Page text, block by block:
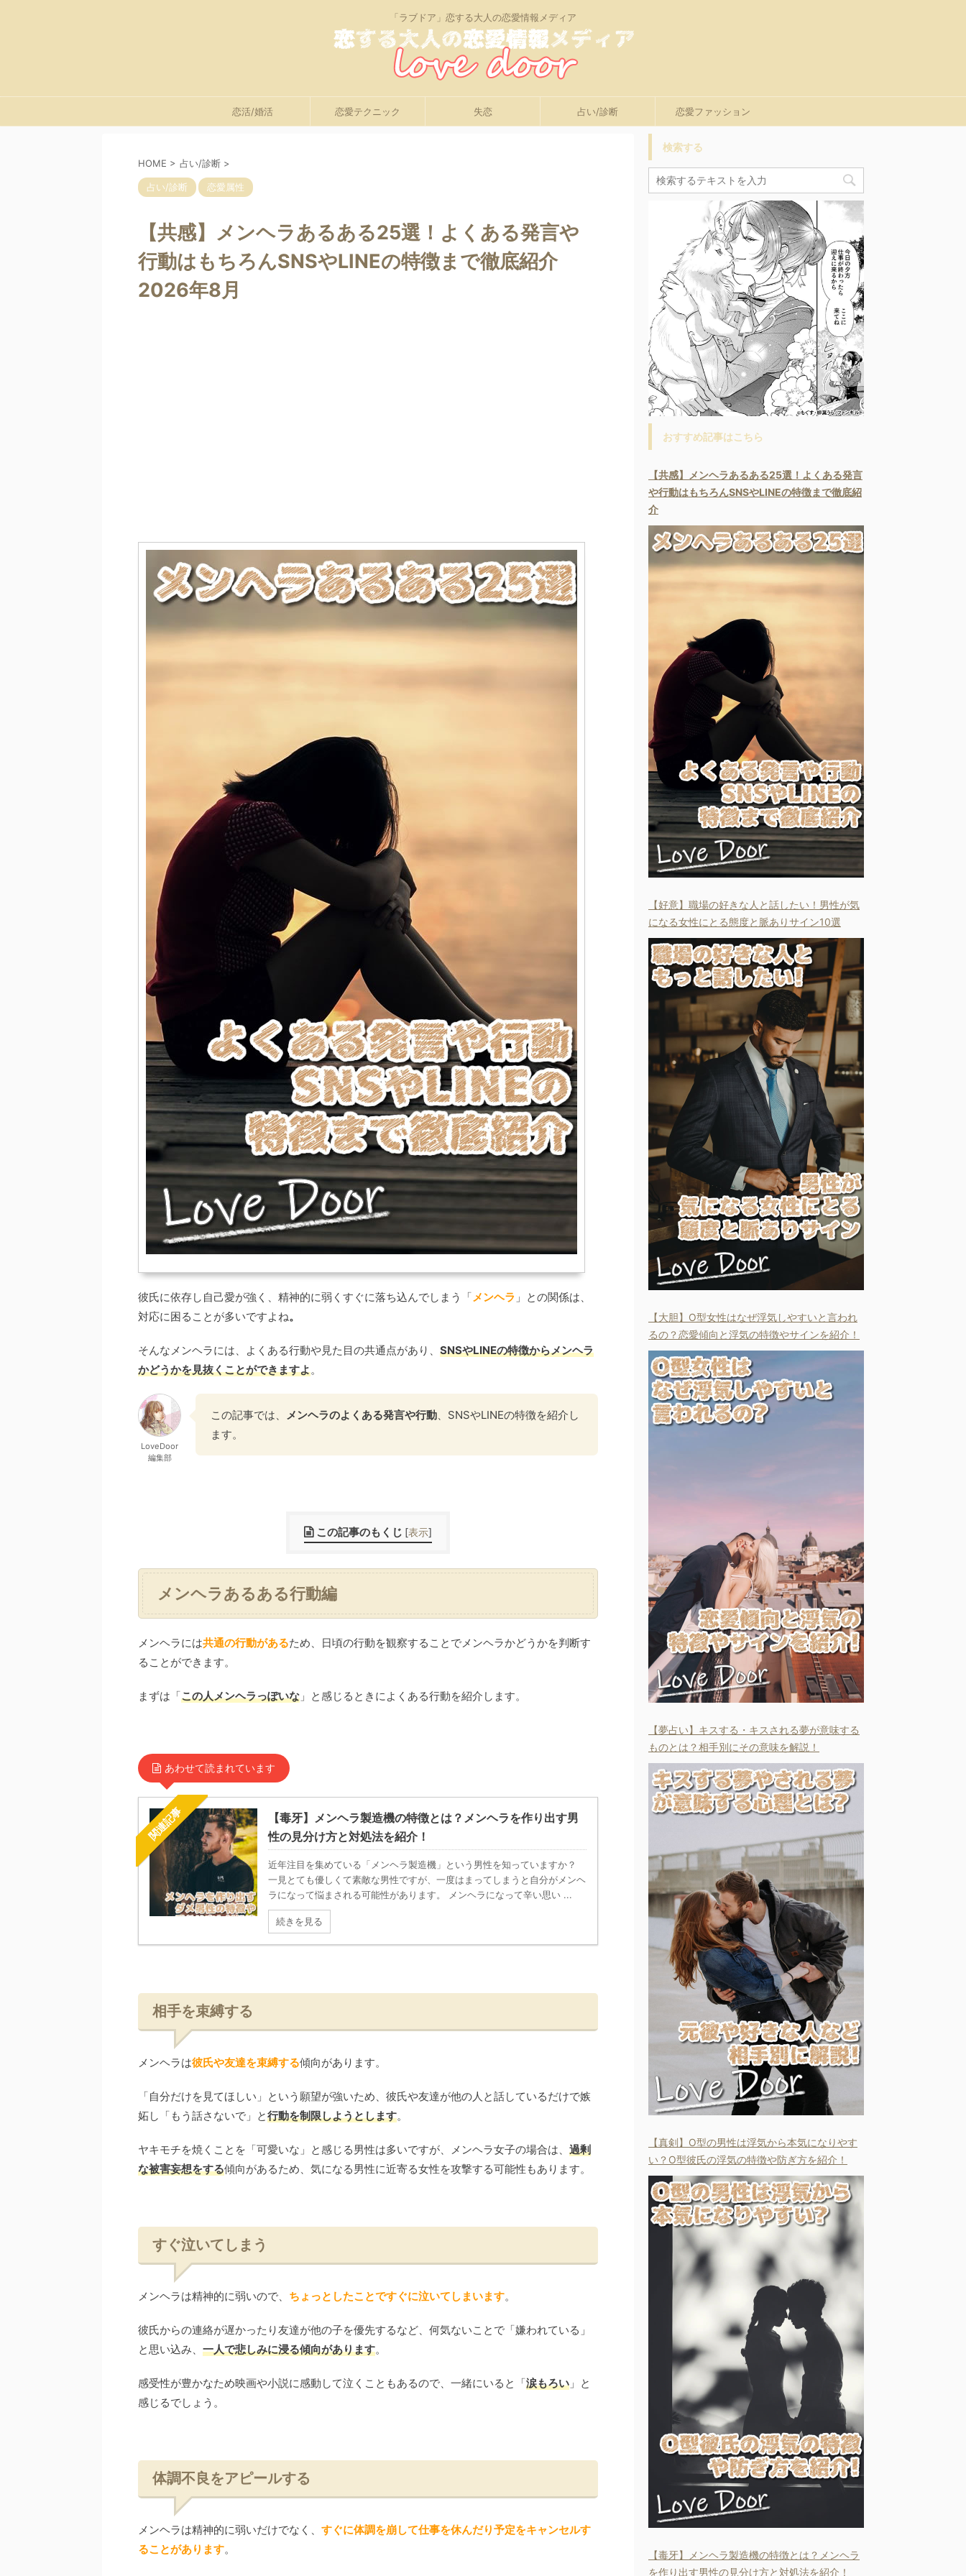
「ラブドア」恋する大人の恋愛情報メディア
恋活/婚活 恋愛テクニック 失恋 占い/診断 恋愛ファッション
HOME > 占い/診断 >
占い/診断 恋愛属性
【共感】メンヘラあるある25選！よくある発言や
行動はもちろんSNSやLINEの特徴まで徹底紹介
2026年8月
彼氏に依存し自己愛が強く、精神的に弱くすぐに落ち込んでしまう「メンヘラ 」との関係は、
対応に困ることが多いですよね。
そんなメンヘラには、よくある行動や見た目の共通点があり、 SNSやLINEの特徴からメンヘラ
かどうかを見抜くことができますよ。
LoveDoor
編集部
この記事では、 メンヘラのよくある発言や行動、SNSやLINEの特徴を紹介し
ます。
この記事のもくじ [表示]
メンヘラあるある行動編
メンヘラには共通の行動があるため、日頃の行動を観察することでメンヘラかどうかを判断す
ることができます。
まずは「この人メンヘラっぽいな 」と感じるときによくある行動を紹介します。
あわせて読まれています
関連記事
【毒牙】メンヘラ製造機の特徴とは？メンヘラを作り出す男
性の見分け方と対処法を紹介！
近年注目を集めている「メンヘラ製造機」という男性を知っていますか？
一見とても優しくて素敵な男性ですが、一度はまってしまうと自分がメンヘ
ラになって悩まされる可能性があります。 メンヘラになって辛い思い ...
続きを見る
相手を束縛する
メンヘラは彼氏や友達を束縛する傾向があります。
「自分だけを見てほしい」という願望が強いため、彼氏や友達が他の人と話しているだけで嫉
妬し「もう話さないで」と行動を制限しようとします。
ヤキモチを焼くことを「可愛いな」と感じる男性は多いですが、メンヘラ女子の場合は、 過剰
な被害妄想をする傾向があるため、気になる男性に近寄る女性を攻撃する可能性もあります。
すぐ泣いてしまう
メンヘラは精神的に弱いので、 ちょっとしたことですぐに泣いてしまいます。
彼氏からの連絡が遅かったり友達が他の子を優先するなど、何気ないことで「嫌われている」
と思い込み、 一人で悲しみに浸る傾向があります。
感受性が豊かなため映画や小説に感動して泣くこともあるので、一緒にいると「涙もろい 」と
感じるでしょう。
体調不良をアピールする
メンヘラは精神的に弱いだけでなく、 すぐに体調を崩して仕事を休んだり予定をキャンセルす
ることがあります。
検索する
おすすめ記事はこちら
【共感】メンヘラあるある25選！よくある発言
や行動はもちろんSNSやLINEの特徴まで徹底紹
介
【好意】職場の好きな人と話したい！男性が気
になる女性にとる態度と脈ありサイン10選
【大胆】O型女性はなぜ浮気しやすいと言われ
るの？恋愛傾向と浮気の特徴やサインを紹介！
【夢占い】キスする・キスされる夢が意味する
ものとは？相手別にその意味を解説！
【真剣】O型の男性は浮気から本気になりやす
い？O型彼氏の浮気の特徴や防ぎ方を紹介！
【毒牙】メンヘラ製造機の特徴とは？メンヘラ
を作り出す男性の見分け方と対処法を紹介！